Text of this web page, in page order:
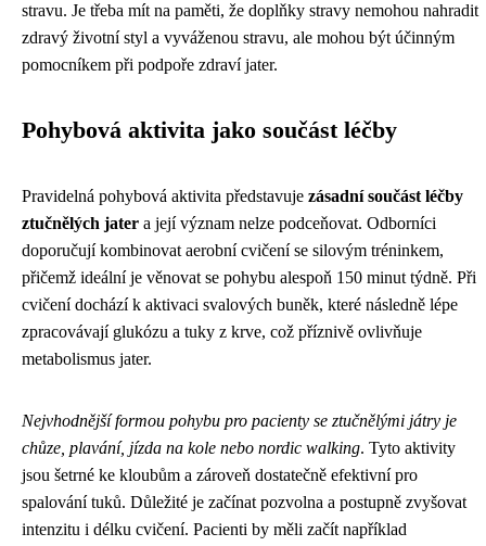
stravu. Je třeba mít na paměti, že doplňky stravy nemohou nahradit
zdravý životní styl a vyváženou stravu, ale mohou být účinným
pomocníkem při podpoře zdraví jater.
Pohybová aktivita jako součást léčby
Pravidelná pohybová aktivita představuje zásadní součást léčby
ztučnělých jater a její význam nelze podceňovat. Odborníci
doporučují kombinovat aerobní cvičení se silovým tréninkem,
přičemž ideální je věnovat se pohybu alespoň 150 minut týdně. Při
cvičení dochází k aktivaci svalových buněk, které následně lépe
zpracovávají glukózu a tuky z krve, což příznivě ovlivňuje
metabolismus jater.
Nejvhodnější formou pohybu pro pacienty se ztučnělými játry je
chůze, plavání, jízda na kole nebo nordic walking. Tyto aktivity
jsou šetrné ke kloubům a zároveň dostatečně efektivní pro
spalování tuků. Důležité je začínat pozvolna a postupně zvyšovat
intenzitu i délku cvičení. Pacienti by měli začít například